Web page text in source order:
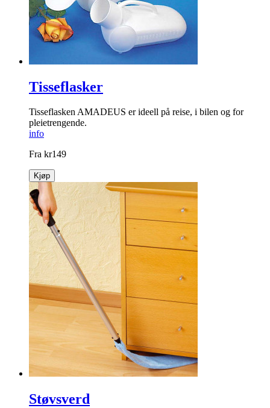
Tisseflasker
Tisseflasken AMADEUS er ideell på reise, i bilen og for
pleietrengende.
info
Fra kr149
Kjøp
Støvsverd